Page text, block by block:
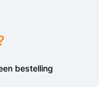
bestelling